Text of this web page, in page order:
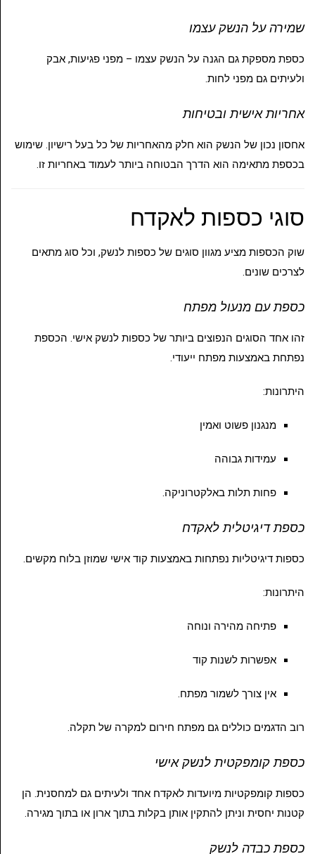
שמירה על הנשק עצמו
כספת מספקת גם הגנה על הנשק עצמו – מפני פגיעות, אבק
ולעיתים גם מפני לחות.
אחריות אישית ובטיחות
אחסון נכון של הנשק הוא חלק מהאחריות של כל בעל רישיון. שימוש
בכספת מתאימה הוא הדרך הבטוחה ביותר לעמוד באחריות זו.
סוגי כספות לאקדח
שוק הכספות מציע מגוון סוגים של כספות לנשק, וכל סוג מתאים
לצרכים שונים.
כספת עם מנעול מפתח
זהו אחד הסוגים הנפוצים ביותר של כספות לנשק אישי. הכספת
נפתחת באמצעות מפתח ייעודי.
היתרונות:
מנגנון פשוט ואמין
עמידות גבוהה
פחות תלות באלקטרוניקה.
כספת דיגיטלית לאקדח
כספות דיגיטליות נפתחות באמצעות קוד אישי שמוזן בלוח מקשים.
היתרונות:
פתיחה מהירה ונוחה
אפשרות לשנות קוד
אין צורך לשמור מפתח.
רוב הדגמים כוללים גם מפתח חירום למקרה של תקלה.
כספת קומפקטית לנשק אישי
כספות קומפקטיות מיועדות לאקדח אחד ולעיתים גם למחסנית. הן
קטנות יחסית וניתן להתקין אותן בקלות בתוך ארון או בתוך מגירה.
כספת כבדה לנשק